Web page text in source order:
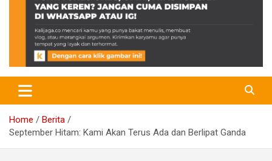
Home
Berita
September Hitam: Kami Akan Terus Ada dan Berlipat Ganda